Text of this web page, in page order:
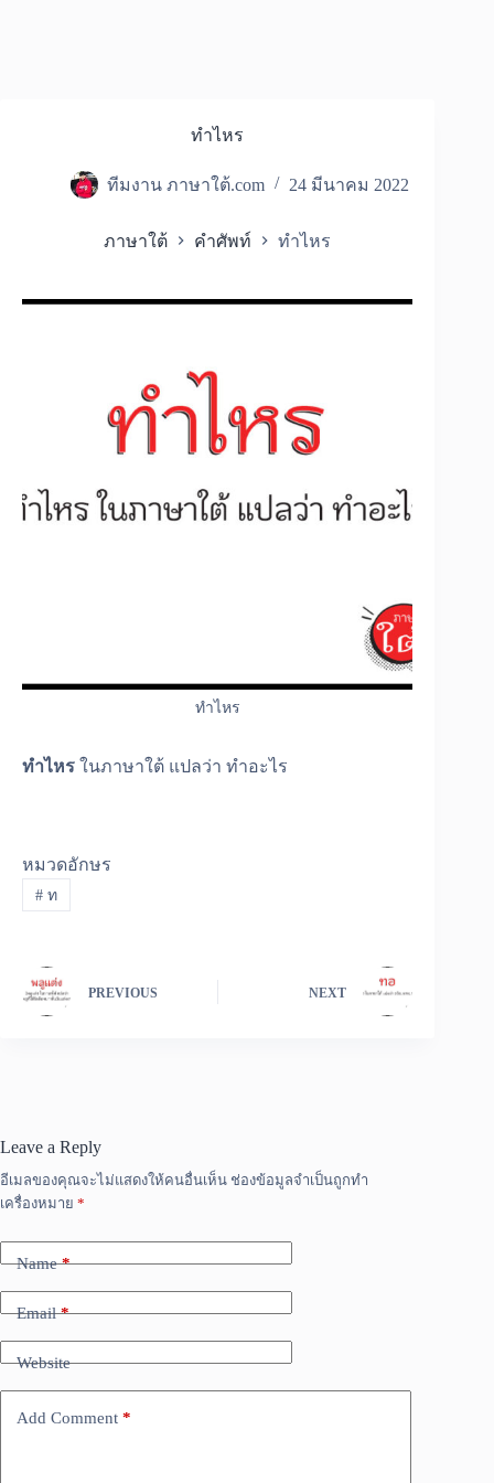
ทำไหร
ทีมงาน ภาษาใต้.com 24 มีนาคม 2022
ภาษาใต้ คำศัพท์ ทำไหร
ทำไหร
ทำไหร ในภาษาใต้ แปลว่า ทำอะไร
หมวดอักษร
#ท
PREVIOUS NEXT
Leave a Reply
อีเมลของคุณจะไม่แสดงให้คนอื่นเห็น ช่องข้อมูลจำเป็นถูกทำ
เครื่องหมาย *
Name*
Email*
Website
Add Comment *